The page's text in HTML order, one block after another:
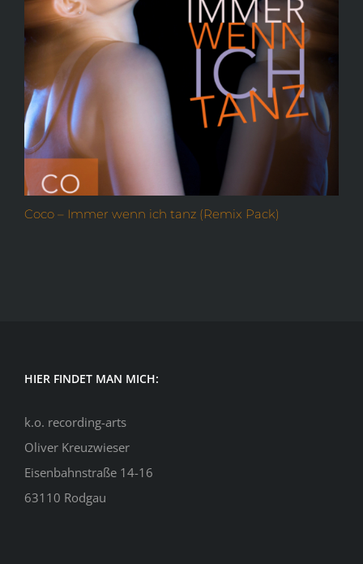
Coco – Immer wenn ich tanz (Remix Pack)
HIER FINDET MAN MICH:
k.o. recording-arts
Oliver Kreuzwieser
Eisenbahnstraße 14-16
63110 Rodgau